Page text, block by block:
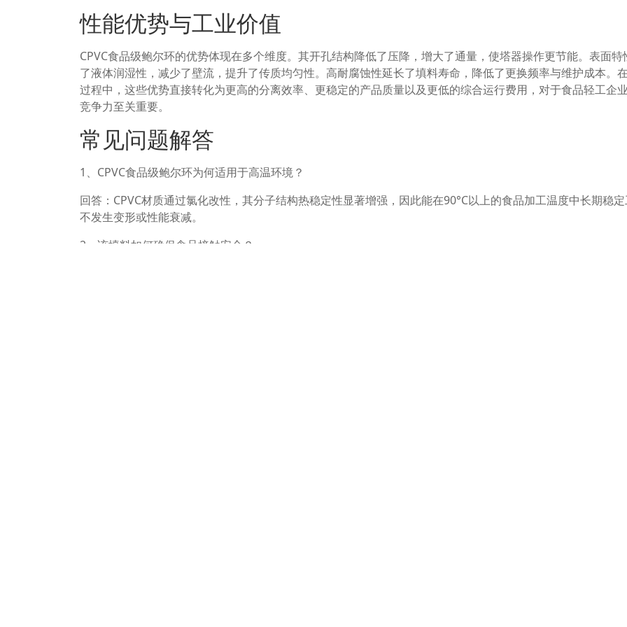
性能优势与工业价值
CPVC食品级鲍尔环的优势体现在多个维度。其开孔结构降低了压降，增大了通量，使塔器操作更节能。表面特
了液体润湿性，减少了壁流，提升了传质均匀性。高耐腐蚀性延长了填料寿命，降低了更换频率与维护成本。
过程中，这些优势直接转化为更高的分离效率、更稳定的产品质量以及更低的综合运行费用，对于食品轻工企
竞争力至关重要。
常见问题解答
1、CPVC食品级鲍尔环为何适用于高温环境？
回答：CPVC材质通过氯化改性，其分子结构热稳定性显著增强，因此能在90°C以上的食品加工温度中长期稳定
不发生变形或性能衰减。
2、该填料如何确保食品接触安全？